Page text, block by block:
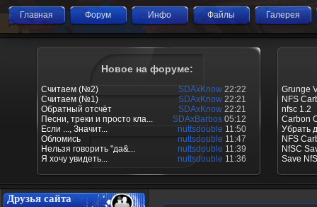
Главная Форум Инфо Файлы Галерея
Новое на форуме:
Считаем (№2) SDAxKnow 22:22
Считаем (№1)
SDAxKnow 22:21
Обратный отсчёт
SDAxKnow 22:21
Песни, треки и просто кла...
SDAxBarbos 05:12
Если ..., Значит...
nuttsdouble 11:50
Обломись
nuttsdouble 11:47
Нельзя говорить "да&...
nuttsdouble 11:39
Я хочу увидеть...
nuttsdouble 11:36
Grunge
NFS
nfsc 1.2
Carbon
Убрать
NFS
NfSC
Save
Друзья сайта